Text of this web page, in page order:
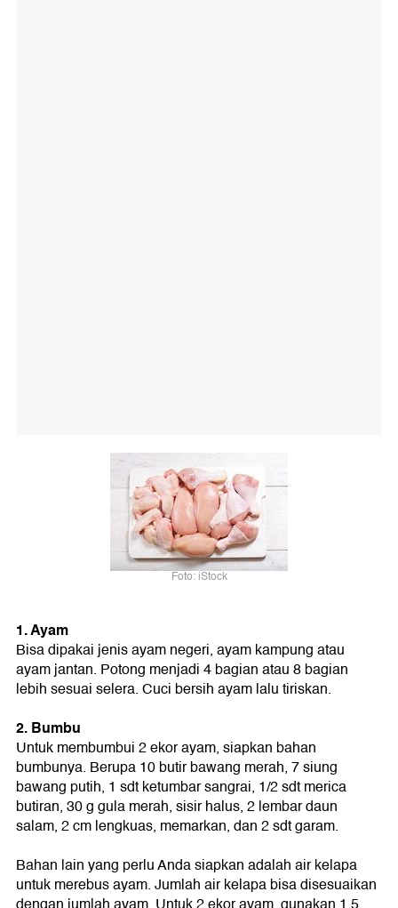
Foto: iStock
1. Ayam
Bisa dipakai jenis ayam negeri, ayam kampung atau
ayam jantan. Potong menjadi 4 bagian atau 8 bagian
lebih sesuai selera. Cuci bersih ayam lalu tiriskan.
2. Bumbu
Untuk membumbui 2 ekor ayam, siapkan bahan
bumbunya. Berupa 10 butir bawang merah, 7 siung
bawang putih, 1 sdt ketumbar sangrai, 1/2 sdt merica
butiran, 30 g gula merah, sisir halus, 2 lembar daun
salam, 2 cm lengkuas, memarkan, dan 2 sdt garam.
Bahan lain yang perlu Anda siapkan adalah air kelapa
untuk merebus ayam. Jumlah air kelapa bisa disesuaikan